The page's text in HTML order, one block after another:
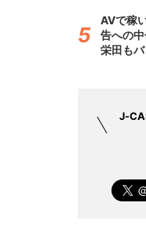
AVで稼
告への
栄田もバ
J-